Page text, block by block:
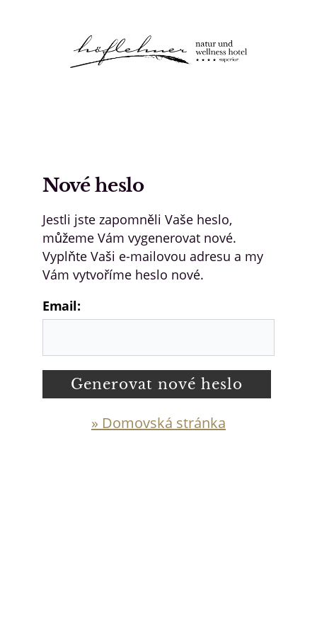
Logo Natur- und Wellnesshotel
Nové heslo
Jestli jste zapomněli Vaše heslo,
můžeme Vám vygenerovat nové.
Vyplňte Vaši e-mailovou adresu a my
Vám vytvoříme heslo nové.
Email:
Generovat nové heslo
» Domovská stránka